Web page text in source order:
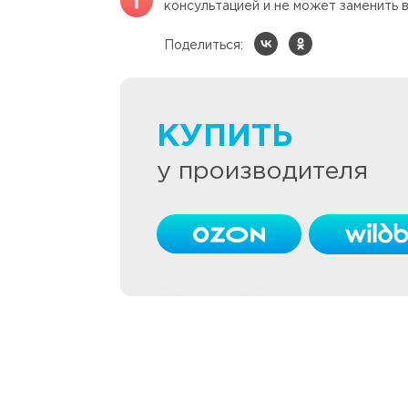
консультацией и не может заменить
Поделиться:
КУПИТЬ
у производителя